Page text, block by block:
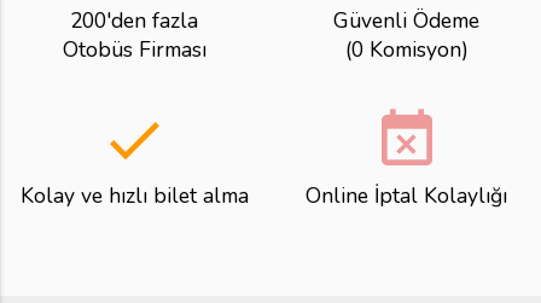
200'den fazla
Otobüs Firması
Güvenli Ödeme
(0 Komisyon)
done
Kolay ve hızlı bilet alma
event_busy
Online İptal Kolaylığı